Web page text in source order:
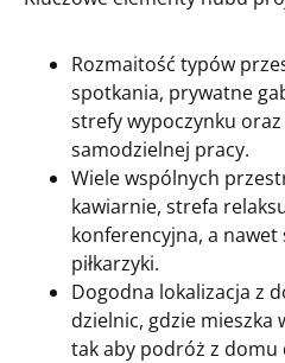
Rozmaitość typów
spotkania, prywatne
strefy wypoczynku
samodzielnej pracy.
Wiele wspólnych
kawiarnie, strefa
konferencyjna, a
piłkarzyki.
Dogodna lokalizacja z
dzielnic, gdzie mieszka
tak aby podróż z domu